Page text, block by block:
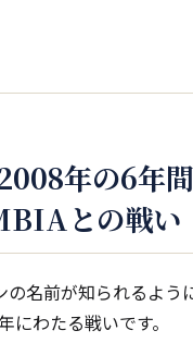
年の6年
との戦い
の名前が知られるよう
にわたる戦いです。